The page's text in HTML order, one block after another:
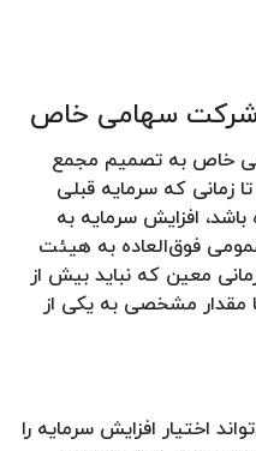
شرکت سهامی خاص
خاص به تصمیم مجمع
زمانی که سرمایه قبلی
افزایش سرمایه به
فوق‌العاده به هیئت
معین که نباید بیش از
مقدار مشخصی به یکی از
اختیار افزایش سرمایه را